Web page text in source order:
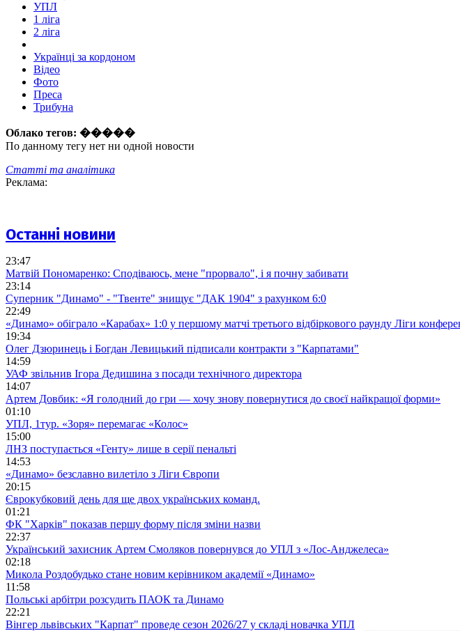
УПЛ
1 ліга
2 ліга
Українці за кордоном
Відео
Фото
Преса
Трибуна
Облако тегов: �����
По данному тегу нет ни одной новости
Статті та аналітика
Реклама:
Останні новини
23:47
Матвій Пономаренко: Сподіваюсь, мене "прорвало", і я почну забивати
23:14
Суперник "Динамо" - "Твенте" знищує "ДАК 1904" з рахунком 6:0
22:49
«Динамо» обіграло «Карабах» 1:0 у першому матчі третього відбіркового раунду Ліги
19:34
Олег Дзюринець і Богдан Левицький підписали контракти з "Карпатами"
14:59
УАФ звільнив Ігора Дедишина з посади технічного директора
14:07
Артем Довбик: «Я голодний до гри — хочу знову повернутися до своєї найкращої форми»
01:10
УПЛ, 1тур. «Зоря» перемагає «Колос»
15:00
ЛНЗ поступається «Генту» лише в серії пенальті
14:53
«Динамо» безславно вилетіло з Ліги Європи
20:15
Єврокубковий день для ще двох українських команд.
01:21
ФК "Харків" показав першу форму після зміни назви
22:37
Український захисник Артем Смоляков повернувся до УПЛ з «Лос-Анджелеса»
02:18
Микола Роздобудько стане новим керівником академії «Динамо»
11:58
Польські арбітри розсудить ПАОК та Динамо
22:21
Вінгер львівських "Карпат" проведе сезон 2026/27 у складі новачка УПЛ